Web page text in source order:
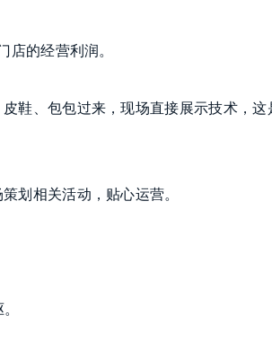
店的经营利润。
鞋、包包过来，现场直接展示技术，这
划相关活动，贴心运营。